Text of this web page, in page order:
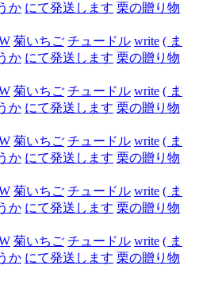
か にて発送します 栗の贈り物
菊いちご チュードル write ( ま
か にて発送します 栗の贈り物
菊いちご チュードル write ( ま
か にて発送します 栗の贈り物
菊いちご チュードル write ( ま
か にて発送します 栗の贈り物
菊いちご チュードル write ( ま
か にて発送します 栗の贈り物
菊いちご チュードル write ( ま
か にて発送します 栗の贈り物